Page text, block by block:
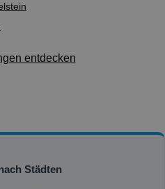
entdecken
Städten